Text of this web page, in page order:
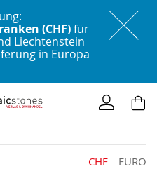
(CHF)für
Liechtenstein
in Europa
CHF EURO